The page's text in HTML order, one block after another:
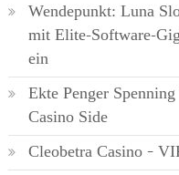
Wendepunkt: Luna
mit Elite-Software-
ein
Ekte Penger
Casino Side
Cleobetra Casino –